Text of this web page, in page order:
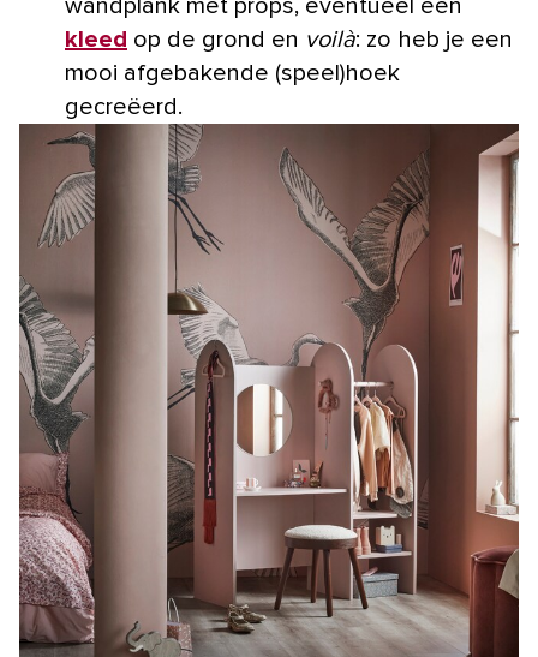
wandplank met props, eventueel een
kleed op de grond en voilà: zo heb je een
mooi afgebakende (speel)hoek
gecreëerd.